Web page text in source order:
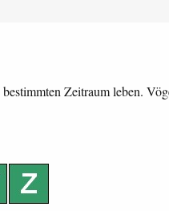
Zeitraum leben.